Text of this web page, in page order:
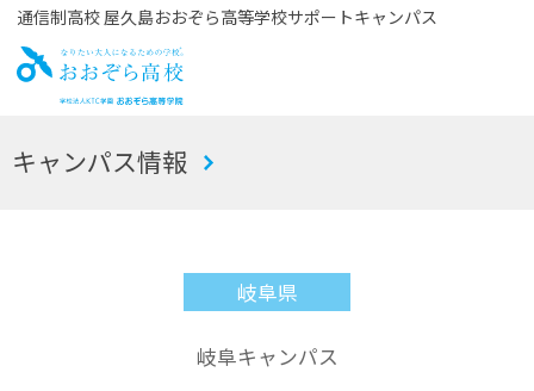
通信制高校 屋久島おおぞら高等学校サポートキャンパス
お
キャンパス情報
岐阜県
岐阜キャンパス